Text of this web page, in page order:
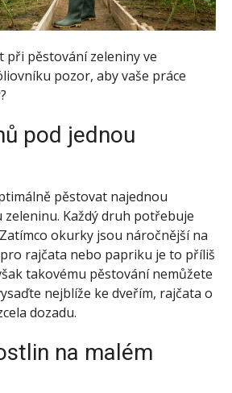
při pěstování zeleniny ve
pozor, aby vaše práce
pod jednou
pěstovat najednou
Každý druh potřebuje
okurky jsou náročnější na
rajčata nebo papriku je to příliš
takovému pěstování nemůžete
nejblíže ke dveřím, rajčata o
dozadu.
na malém